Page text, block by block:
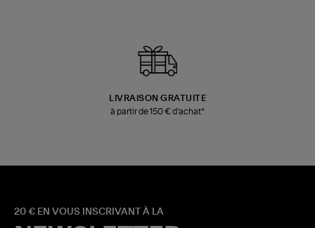
LIVRAISON GRATUITE
à partir de 150 € d'achat*
20 € EN VOUS INSCRIVANT À LA